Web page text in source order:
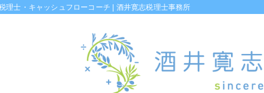
理士・キャッシュフローコーチ | 酒井寛志税理士事務所